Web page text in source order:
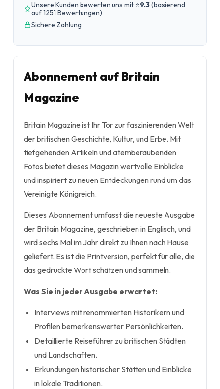
Unsere Kunden bewerten uns mit ⭐9.3(basierend
auf 1251 Bewertungen)
Sichere Zahlung
Abonnement auf Britain
Magazine
Britain Magazine ist Ihr Tor zur faszinierenden Welt
der britischen Geschichte, Kultur, und Erbe. Mit
tiefgehenden Artikeln und atemberaubenden
Fotos bietet dieses Magazin wertvolle Einblicke
und inspiriert zu neuen Entdeckungen rund um das
Vereinigte Königreich.
Dieses Abonnement umfasst die neueste Ausgabe
der Britain Magazine, geschrieben in Englisch, und
wird sechs Mal im Jahr direkt zu Ihnen nach Hause
geliefert. Es ist die Printversion, perfekt für alle, die
das gedruckte Wort schätzen und sammeln.
Was Sie in jeder Ausgabe erwartet:
Interviews mit renommierten Historikern und
Profilen bemerkenswerter Persönlichkeiten.
Detaillierte Reiseführer zu britischen Städten
und Landschaften.
Erkundungen historischer Stätten und Einblicke
in lokale Traditionen.